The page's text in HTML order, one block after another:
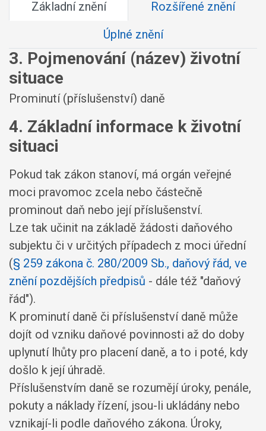
Základní znění
Rozšířené znění
Úplné znění
3. Pojmenování (název) životní
situace
Prominutí (příslušenství) daně
4. Základní informace k životní
situaci
Pokud tak zákon stanoví, má orgán veřejné
moci pravomoc zcela nebo částečně
prominout daň nebo její příslušenství.
Lze tak učinit na základě žádosti daňového
subjektu či v určitých případech z moci úřední
(§ 259 zákona č. 280/2009 Sb., daňový řád, ve
znění pozdějších předpisů - dále též "daňový
řád").
K prominutí daně či příslušenství daně může
dojít od vzniku daňové povinnosti až do doby
uplynutí lhůty pro placení daně, a to i poté, kdy
došlo k její úhradě.
Příslušenstvím daně se rozumějí úroky, penále,
pokuty a náklady řízení, jsou-li ukládány nebo
vznikají-li podle daňového zákona. Úroky,